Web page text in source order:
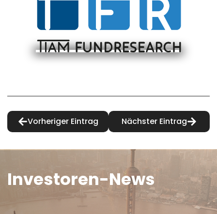
Vorheriger Eintrag Nächster Eintrag
Investoren-News